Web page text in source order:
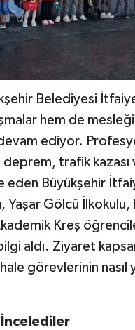
Belediyesi
hem de
ediyor.
deprem, trafik
eden Büyükşehir
Yaşar Gölcü
Kreş
aldı. Ziyaret
görevlerinin
İncelediler